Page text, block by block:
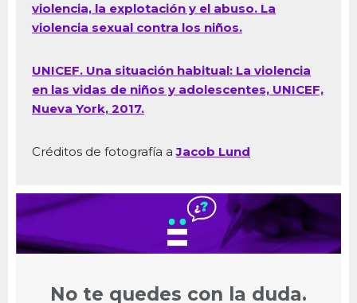
violencia, la explotación y el abuso. La
violencia sexual contra los niños.
UNICEF. Una situación habitual: La violencia
en las vidas de niños y adolescentes, UNICEF,
Nueva York, 2017.
Créditos de fotografía a Jacob Lund
No te quedes con la duda.